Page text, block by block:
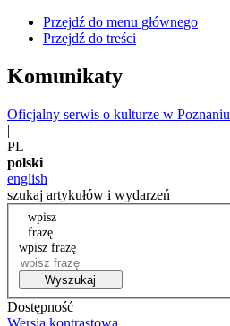
Przejdź do menu głównego
Przejdź do treści
Komunikaty
Oficjalny serwis o kulturze w Poznaniu
|
PL
polski
english
szukaj artykułów i wydarzeń
wpisz
frazę
wpisz frazę
Wyszukaj
Dostępność
Wersja kontrastowa